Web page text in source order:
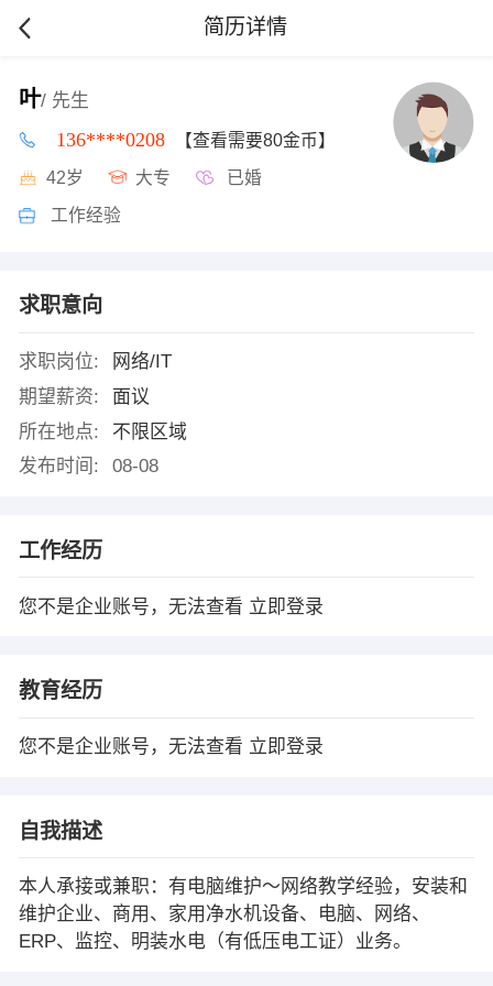
简历详情
叶/ 先生
136****0208 【查看需要80金币】
42岁 大专 已婚
工作经验
求职意向
求职岗位:
网络/IT
期望薪资:
面议
所在地点:
不限区域
发布时间:
08-08
工作经历
您不是企业账号，无法查看 立即登录
教育经历
您不是企业账号，无法查看 立即登录
自我描述
本人承接或兼职：有电脑维护～网络教学经验，安装和
维护企业、商用、家用净水机设备、电脑、网络、
ERP、监控、明装水电（有低压电工证）业务。